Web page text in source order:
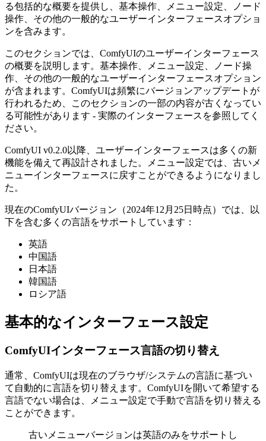
る包括的な概要を提供し、基本操作、メニュー設定、ノード
操作、その他の一般的なユーザーインターフェースオプショ
ンを含みます。
このセクションでは、ComfyUIのユーザーインターフェース
の概要を説明します。基本操作、メニュー設定、ノード操
作、その他の一般的なユーザーインターフェースオプション
が含まれます。ComfyUIは頻繁にバージョンアップデートが
行われるため、このセクションの一部の内容が古くなってい
る可能性があります - 実際のインターフェースを参照してく
ださい。
ComfyUI v0.2.0以降、ユーザーインターフェースは多くの新
機能を備えて再設計されました。メニュー設定では、古いメ
ニューインターフェースに戻すことができるようになりまし
た。
現在のComfyUIバージョン（2024年12月25日時点）では、以
下を含む多くの言語をサポートしています：
英語
中国語
日本語
韓国語
ロシア語
基本的なインターフェース設定
ComfyUIインターフェース言語の切り替え
通常、ComfyUIは現在のブラウザ/システムの言語に基づい
て自動的に言語を切り替えます。ComfyUIを開いて希望する
言語でない場合は、メニュー設定で手動で言語を切り替える
ことができます。
古いメニューバージョンは英語のみをサポートし